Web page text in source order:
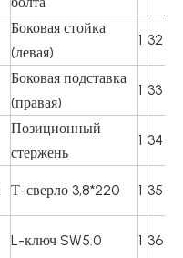
Боковая стойка
(левая)
1 32
Боковая подставка
(правая)
1 33
Позиционный
стержень
1 34
Т-сверло 3,8*220 1 35
L-ключ SW5.0 1 36